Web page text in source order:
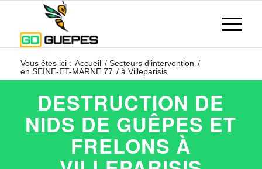
Vous êtes ici : Accueil / Secteurs d’intervention /
en SEINE-ET-MARNE 77 / à Villeparisis
DESTRUCTION DE
NIDS DE GUÊPES ET
FRELONS À